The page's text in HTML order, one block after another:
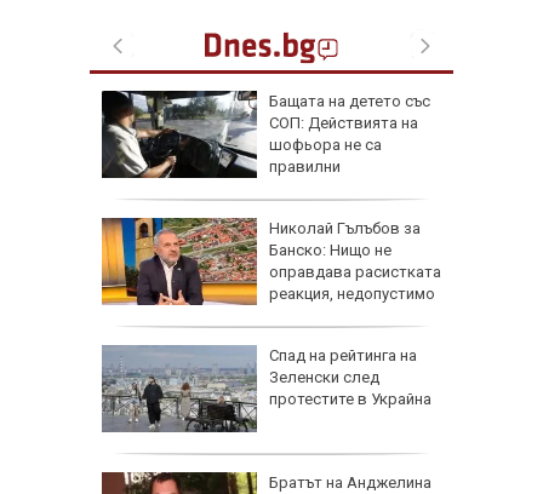
Бащата на детето със
СОП: Действията на
шофьора не са
правилни
Николай Гълъбов за
Банско: Нищо не
оправдава расистката
реакция, недопустимо
Спад на рейтинга на
Зеленски след
протестите в Украйна
Братът на Анджелина